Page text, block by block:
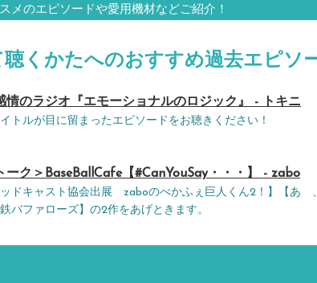
メのエピソードや愛用機材などご紹介！
くかたへのおすすめ過去エピソ
情のラジオ『エモーショナルのロジック』 - トキニ
トルが目に留まったエピソードをお聴きください！
ーク＞BaseBallCafe【#CanYouSay・・・】 - zabo
ッドキャスト協会出展 zaboのべかふぇ巨人くん2！】【あゝ
バファローズ】の2作をあげときます。